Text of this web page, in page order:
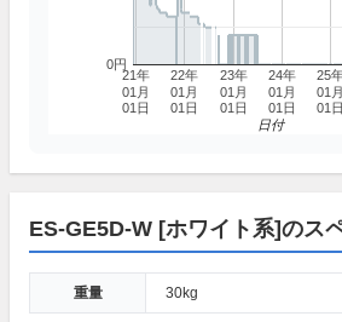
21年
01月
01日
22年
01月
01日
23年
01月
01日
24年
01月
01日
25
01月
01日
0円
日付
ES-GE5D-W [ホワイト系]のス
重量 30kg